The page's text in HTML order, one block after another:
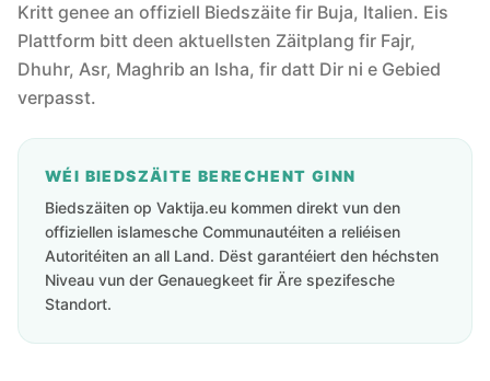
Kritt genee an offiziell Biedszäite fir Buja, Italien. Eis
Plattform bitt deen aktuellsten Zäitplang fir Fajr,
Dhuhr, Asr, Maghrib an Isha, fir datt Dir ni e Gebied
verpasst.
WÉI BIEDSZÄITE BERECHENT GINN
Biedszäiten op Vaktija.eu kommen direkt vun den
offiziellen islamesche Communautéiten a reliéisen
Autoritéiten an all Land. Dëst garantéiert den héchsten
Niveau vun der Genauegkeet fir Äre spezifesche
Standort.